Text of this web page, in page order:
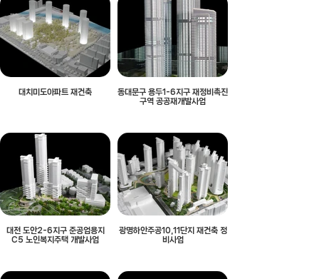
대치미도아파트 재건축
동대문구 용두1-6지구 재정비촉진
구역 공공재개발사업
대전 도안2-6지구 준공업용지
C5 노인복지주택 개발사업
광명하안주공10,11단지 재건축 정
비사업